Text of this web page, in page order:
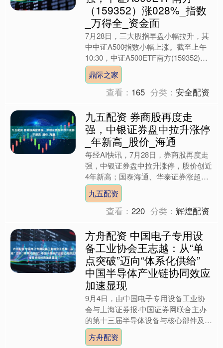
（159352）涨028%_指数
_万得全_资金面
7月28日，三大股指早盘小幅拉升，其
中中证A500指数小幅上涨。截至上午
10:30，中证A500ETF南方(159352)涨
0.28%。相关成分股中，中国平安涨....
鼎际之家
查看： 165 分类：安全配资
九五配资 券商股再度走
强，中银证券盘中拉升涨停
_年新高_股价_海通
每经AI快讯，7月28日，券商股再度走
强，中银证券盘中拉升涨停，股价创近
4年新高；国泰海通、华泰证券涨超
3%。 发布于：四川省....
九五配资
查看：220 分类：辉煌配资
方舟配资 中国电子专用设
备工业协会王志越：从“单
点突破”迈向“体系化供给”
中国半导体产业链协同效应
加速显现
9月4日，由中国电子专用设备工业协
会与上海证券报·中国证券网联合主办
的第十三届半导体设备与核心部件及材
料展（CSEAC 2025）半导体制造与设
备及核心部件董事....
方舟配资